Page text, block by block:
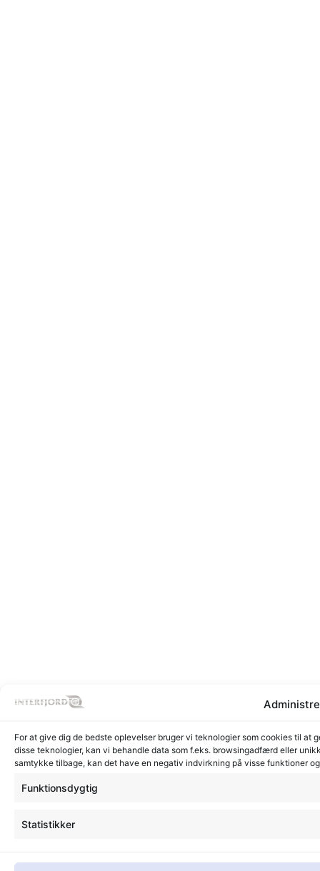
For at give dig de bedste oplevelser bruger vi teknologier som cookies til
disse teknologier, kan vi behandle data som f.eks. browsingadfærd eller
samtykke tilbage, kan det have en negativ indvirkning på visse funktioner
Funktionsdygtig
Statistikker